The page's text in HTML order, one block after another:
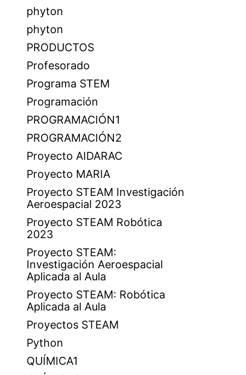
phyton
phyton
PRODUCTOS
Profesorado
Programa STEM
Programación
PROGRAMACIÓN1
PROGRAMACIÓN2
Proyecto AIDARAC
Proyecto MARIA
Proyecto STEAM Investigación
Aeroespacial 2023
Proyecto STEAM Robótica
2023
Proyecto STEAM:
Investigación Aeroespacial
Aplicada al Aula
Proyecto STEAM: Robótica
Aplicada al Aula
Proyectos STEAM
Python
QUÍMICA1